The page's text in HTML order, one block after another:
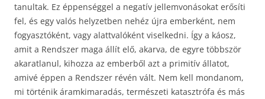
tanultak. Ez éppenséggel a negatív jellemvonásokat erősíti
fel, és egy valós helyzetben nehéz újra emberként, nem
fogyasztóként, vagy alattvalóként viselkedni. Így a káosz,
amit a Rendszer maga állít elő, akarva, de egyre többször
akaratlanul, kihozza az emberből azt a primitív állatot,
amivé éppen a Rendszer révén vált. Nem kell mondanom,
mi történik áramkimaradás, természeti katasztrófa és más